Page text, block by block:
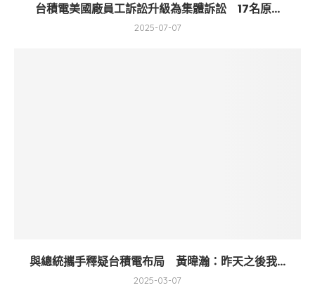
台積電美國廠員工訴訟升級為集體訴訟 17名原...
2025-07-07
與總統攜手釋疑台積電布局 黃暐瀚：昨天之後我...
2025-03-07